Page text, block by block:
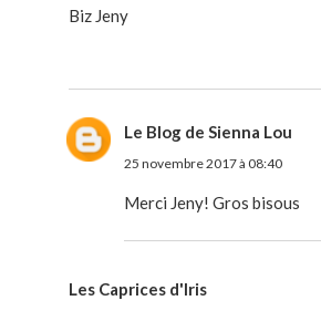
Biz Jeny
Le Blog de Sienna Lou
25 novembre 2017 à 08:40
Merci Jeny! Gros bisous
Les Caprices d'Iris